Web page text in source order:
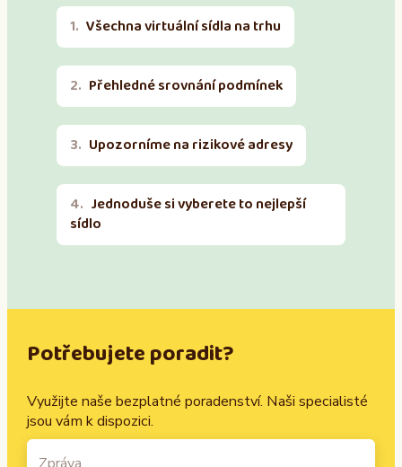
Všechna virtuální sídla na trhu
Přehledné srovnání podmínek
Upozorníme na rizikové adresy
Jednoduše si vyberete to nejlepší
sídlo
Potřebujete poradit?
Využijte naše bezplatné poradenství. Naši specialisté
jsou vám k dispozici.